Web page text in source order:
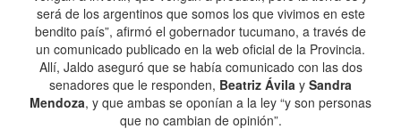
será de los argentinos que somos los que vivimos en este
bendito país”, afirmó el gobernador tucumano, a través de
un comunicado publicado en la web oficial de la Provincia.
Allí, Jaldo aseguró que se había comunicado con las dos
senadores que le responden, Beatriz Ávila y Sandra
Mendoza, y que ambas se oponían a la ley “y son personas
que no cambian de opinión”.